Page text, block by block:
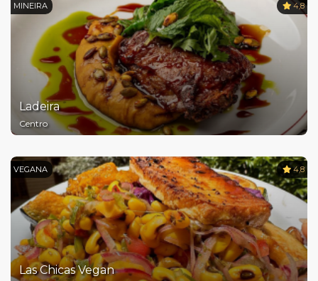
MINEIRA 4,8
Ladeira
Centro
VEGANA 4,8
Las Chicas Vegan